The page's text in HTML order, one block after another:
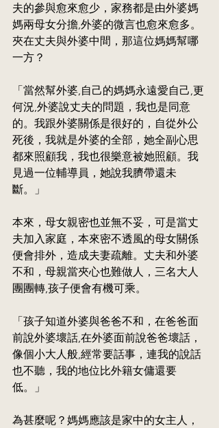
夫的參與愈來愈少，家務都是由外婆媽
媽兩母女分擔,外婆的微言也愈來愈多。
夾在丈夫與外婆中間，那這位媽媽幫哪
一方？
「當然幫外婆,自己的媽媽永遠愛自己,更
何況,外婆說丈夫的問題，我也是同意
的。我跟外婆關係是很好的，自從外公
死後，我就是外婆的全部，她全副心思
都來照顧我，我也很樂意被她照顧。我
見過一位輔導員，她說我臍帶還未
斷。」
本來，母女親密也並無不妥，可是當丈
夫加入家庭，本來密不透風的母女關係
便會排外，造成夫妻疏離。丈夫和外婆
不和，母親當夾心也難做人，三名大人
團團轉,孩子便會有機可乘。
「孩子知道外婆與爸爸不和，在爸爸面
前說外婆壞話,在外婆面前說爸爸壞話，
像個小大人般,經常要話事，連我的說話
也不聽，我的地位比外籍女傭還要
低。」
為甚麼呢？媽媽應該是家中的女主人，